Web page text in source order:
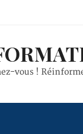
vous !